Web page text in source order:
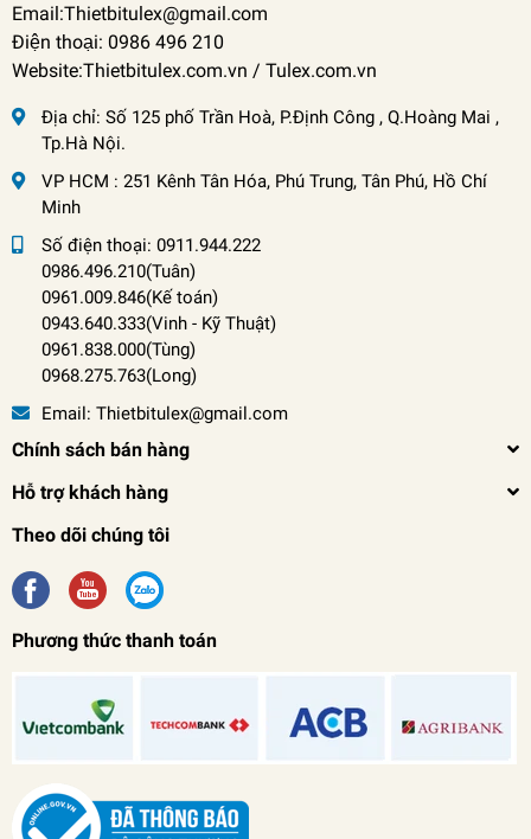
Email:Thietbitulex@gmail.com
Điện thoại: 0986 496 210
Website:Thietbitulex.com.vn / Tulex.com.vn
Địa chỉ: Số 125 phố Trần Hoà, P.Định Công , Q.Hoàng Mai ,
Tp.Hà Nội.
VP HCM : 251 Kênh Tân Hóa, Phú Trung, Tân Phú, Hồ Chí
Minh
Số điện thoại: 0911.944.222
0986.496.210(Tuân)
0961.009.846(Kế toán)
0943.640.333(Vinh - Kỹ Thuật)
0961.838.000(Tùng)
0968.275.763(Long)
Email: Thietbitulex@gmail.com
Chính sách bán hàng
Hỗ trợ khách hàng
Theo dõi chúng tôi
Phương thức thanh toán
0₫